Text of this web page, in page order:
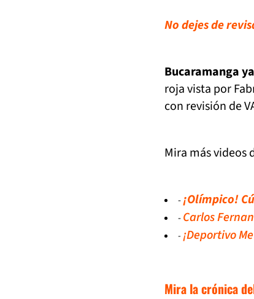
No dejes de
Bucaramanga
roja vista por
con revisión de
Mira más videos
-¡Olímpico!
-Carlos
-¡Deportivo
Mira la crónica